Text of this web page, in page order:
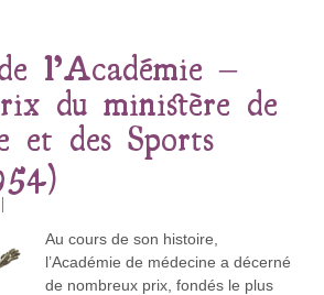
l’Académie –
du ministère de
et des Sports
Au cours de son histoire,
l’Académie de médecine a décerné
de nombreux prix, fondés le plus